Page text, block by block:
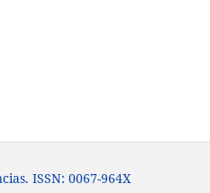
ISSN: 0067-964X